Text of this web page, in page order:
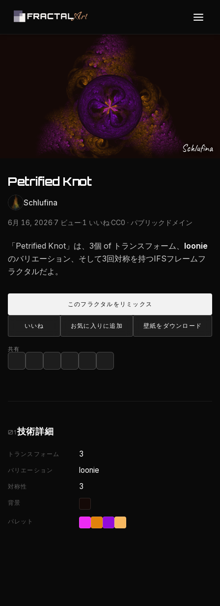
Schlufina
Petrified Knot
Schlufina
6月 16, 2026·7 ビュー·1 いいね·CC0 · パブリックドメイン
「Petrified Knot」は、3個 of トランスフォーム、 loonie
のバリエーション、そして3回対称を持つIFSフレームフ
ラクタルだよ。
このフラクタルをリミックス
いいね お気に入りに追加 壁紙をダウンロード
共有
01技術詳細
トランスフォーム 3
バリエーション loonie
対称性 3
背景
パレット